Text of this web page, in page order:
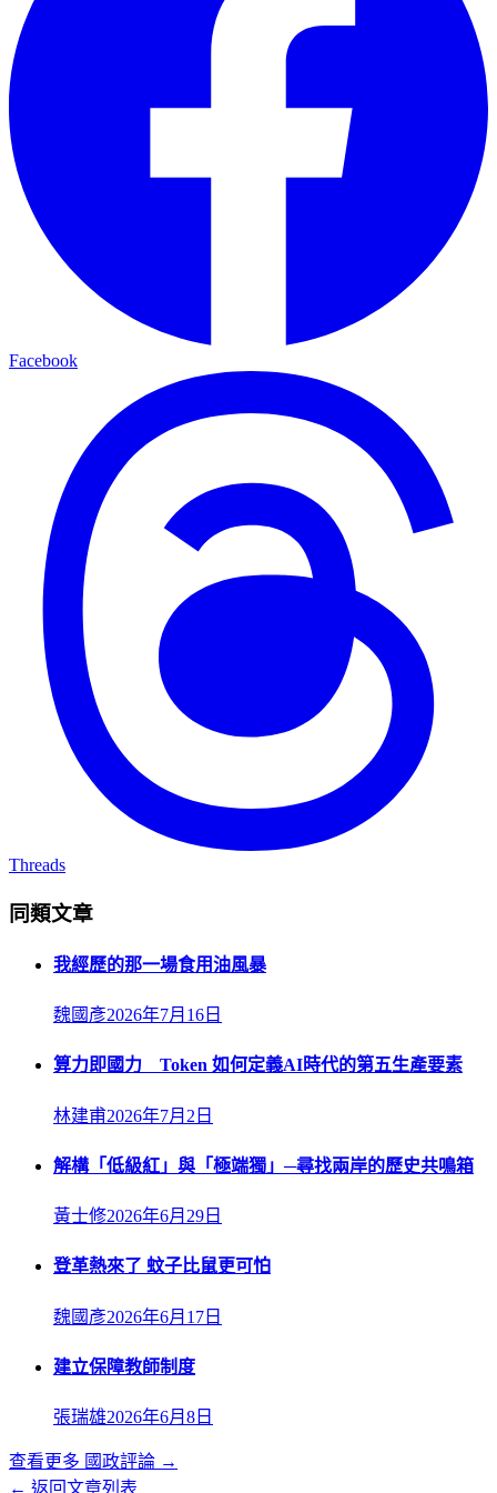
Facebook
Threads
同類文章
我經歷的那一場食用油風暴
魏國彥2026年7月16日
算力即國力 Token 如何定義AI時代的第五生產要素
林建甫2026年7月2日
解構「低級紅」與「極端獨」─尋找兩岸的歷史共鳴箱
黃士修2026年6月29日
登革熱來了 蚊子比鼠更可怕
魏國彥2026年6月17日
建立保障教師制度
張瑞雄2026年6月8日
查看更多 國政評論 →
← 返回文章列表